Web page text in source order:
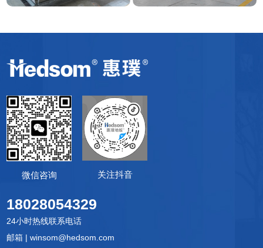
微信咨询 关注抖音
18028054329
24小时热线联系电话
邮箱 | winsom@hedsom.com